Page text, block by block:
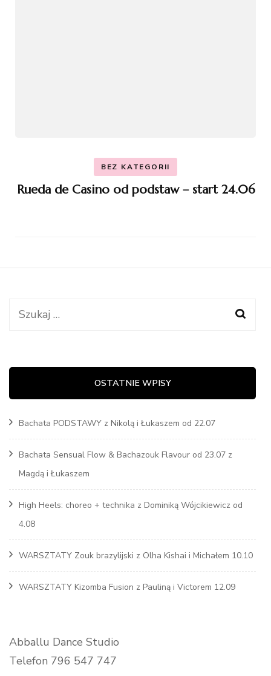
BEZ KATEGORII
Rueda de Casino od podstaw – start 24.06
Szukaj:
OSTATNIE WPISY
Bachata PODSTAWY z Nikolą i Łukaszem od 22.07
Bachata Sensual Flow & Bachazouk Flavour od 23.07 z
Magdą i Łukaszem
High Heels: choreo + technika z Dominiką Wójcikiewicz od
4.08
WARSZTATY Zouk brazylijski z Olha Kishai i Michałem 10.10
WARSZTATY Kizomba Fusion z Pauliną i Victorem 12.09
Abballu Dance Studio
Telefon 796 547 747